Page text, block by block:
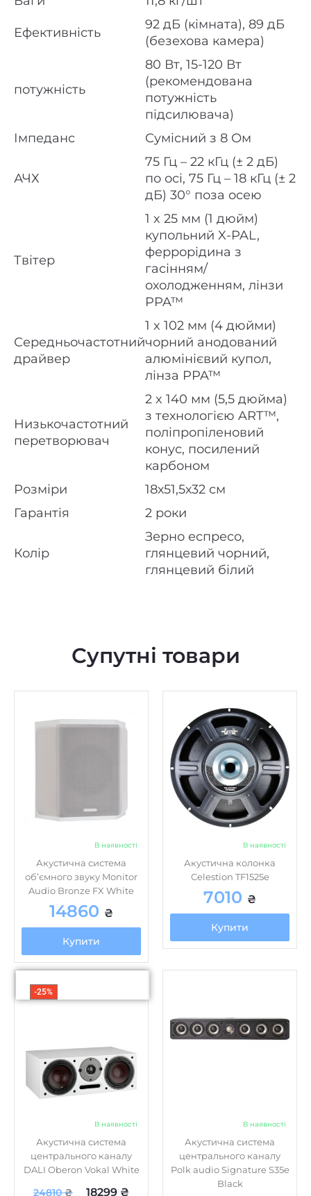
немає
центрального каналу
Ефективність
92 дБ (кімната), 89 дБ
(безехова камера)
потужність
80 Вт, 15-120 Вт
(рекомендована
потужність
підсилювача)
Імпеданс
Сумісний з 8 Ом
АЧХ
75 Гц – 22 кГц (± 2 дБ)
по осі, 75 Гц – 18 кГц (± 2
дБ) 30° поза осею
Твітер
1 x 25 мм (1 дюйм)
купольний X-PAL,
феррорідина з
гасінням/
охолодженням, лінзи
PPA™
Середньочастотний
драйвер
1 x 102 мм (4 дюйми)
чорний анодований
алюмінієвий купол,
лінза PPA™
Низькочастотний
перетворювач
2 x 140 мм (5,5 дюйма)
з технологією ART™,
поліпропіленовий
конус, посилений
карбоном
Розміри
18х51,5х32 см
Гарантія
2 роки
Колір
Зерно еспресо,
глянцевий чорний,
глянцевий білий
Супутні товари
В наявності
Акустична система
об’ємного звуку Monitor
Audio Bronze FX White
14860 ₴
Купити
В наявності
Акустична колонка
Celestion TF1525e
7010 ₴
Купити
-25%
В наявності
Акустична система
центрального каналу
DALI Oberon Vokal White
24810₴ 18299 ₴
В наявності
Акустична система
центрального каналу
Polk audio Signature S35e
Black